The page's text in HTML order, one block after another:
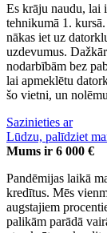
Es krāju naudu, lai
tehnikumā 1.
nākas iet uz
uzdevumus.
nodarbībām bez
lai apmeklētu
šo vietni, un
Sazinieties ar
Lūdzu, palīdziet
Mums ir 6 000 €
Pandēmijas laikā
kredītus. Mēs
augstajiem
palikām parādā